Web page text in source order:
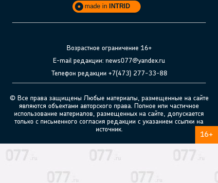
made in INTRID
Возрастное ограничение 16+
E-mail редакции: news077@yandex.ru
Телефон редакции +7(473) 277-33-88
© Все права защищены Любые материалы, размещенные на сайте
являются объектами авторского права. Полное или частичное
использование материалов, размещенных на сайте, допускается
только с письменного согласия редакции с указанием ссылки на
источник.
16+